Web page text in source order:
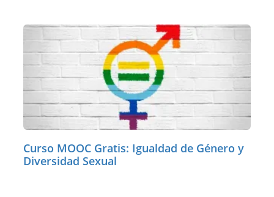
Curso MOOC Gratis: Igualdad de Género y
Diversidad Sexual